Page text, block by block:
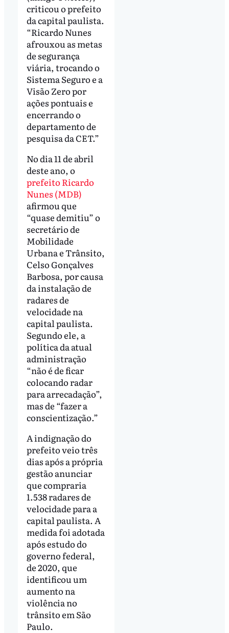
criticou o prefeito
da capital paulista.
“Ricardo Nunes
afrouxou as metas
de segurança
viária, trocando o
Sistema Seguro e a
Visão Zero por
ações pontuais e
encerrando o
departamento de
pesquisa da CET.”
No dia 11 de abril
deste ano, o
prefeito Ricardo
Nunes (MDB)
afirmou que
“quase demitiu” o
secretário de
Mobilidade
Urbana e Trânsito,
Celso Gonçalves
Barbosa, por causa
da instalação de
radares de
velocidade na
capital paulista.
Segundo ele, a
política da atual
administração
“não é de ficar
colocando radar
para arrecadação”,
mas de “fazer a
conscientização.”
A indignação do
prefeito veio três
dias após a própria
gestão anunciar
que compraria
1.538 radares de
velocidade para a
capital paulista. A
medida foi adotada
após estudo do
governo federal,
de 2020, que
identificou um
aumento na
violência no
trânsito em São
Paulo.